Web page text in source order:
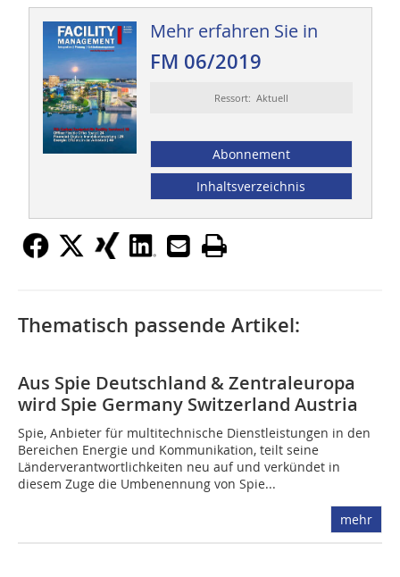
Mehr erfahren Sie in
FM 06/2019
Ressort: Aktuell
Abonnement
Inhaltsverzeichnis
Thematisch passende Artikel:
Aus Spie Deutschland & Zentraleuropa
wird Spie Germany Switzerland Austria
Spie, Anbieter für multitechnische Dienstleistungen in den
Bereichen Energie und Kommunikation, teilt seine
Länderverantwortlichkeiten neu auf und verkündet in
diesem Zuge die Umbenennung von Spie...
mehr